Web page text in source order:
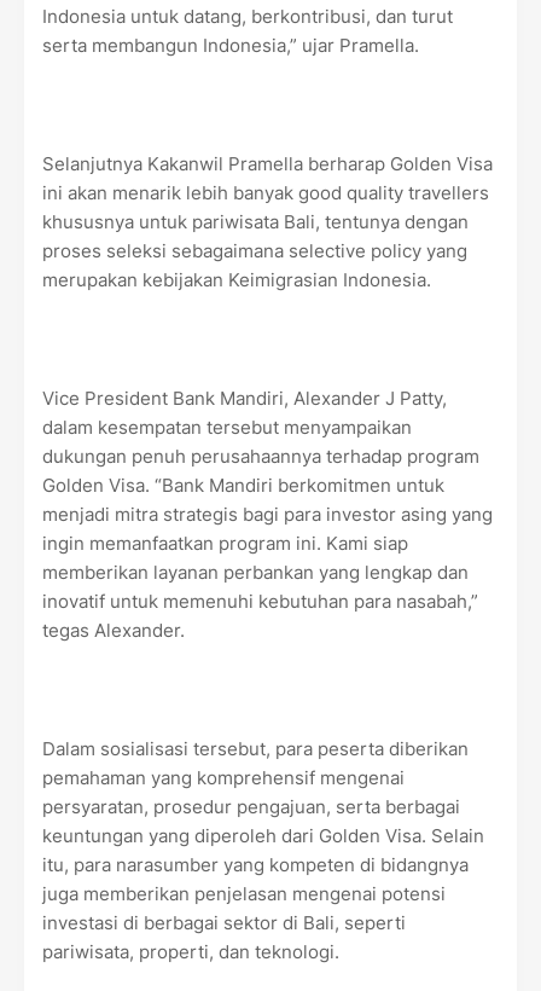
Indonesia untuk datang, berkontribusi, dan turut
serta membangun Indonesia,” ujar Pramella.
Selanjutnya Kakanwil Pramella berharap Golden Visa
ini akan menarik lebih banyak good quality travellers
khususnya untuk pariwisata Bali, tentunya dengan
proses seleksi sebagaimana selective policy yang
merupakan kebijakan Keimigrasian Indonesia.
Vice President Bank Mandiri, Alexander J Patty,
dalam kesempatan tersebut menyampaikan
dukungan penuh perusahaannya terhadap program
Golden Visa. “Bank Mandiri berkomitmen untuk
menjadi mitra strategis bagi para investor asing yang
ingin memanfaatkan program ini. Kami siap
memberikan layanan perbankan yang lengkap dan
inovatif untuk memenuhi kebutuhan para nasabah,”
tegas Alexander.
Dalam sosialisasi tersebut, para peserta diberikan
pemahaman yang komprehensif mengenai
persyaratan, prosedur pengajuan, serta berbagai
keuntungan yang diperoleh dari Golden Visa. Selain
itu, para narasumber yang kompeten di bidangnya
juga memberikan penjelasan mengenai potensi
investasi di berbagai sektor di Bali, seperti
pariwisata, properti, dan teknologi.